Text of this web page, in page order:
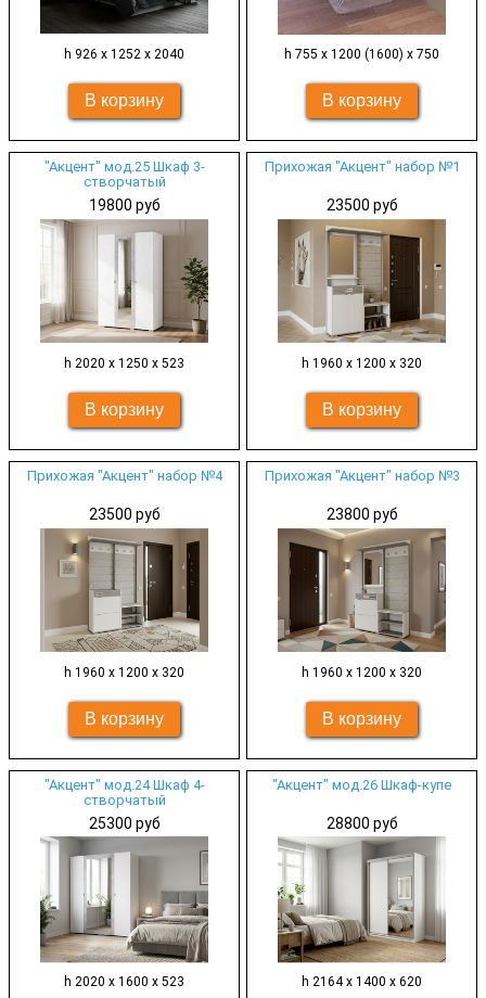
h 926 х 1252 х 2040 h 755 х 1200 (1600) х 750
"Акцент" мод.25 Шкаф 3-
створчатый
19800 руб
h 2020 х 1250 х 523
Прихожая "Акцент" набор №1
23500 руб
h 1960 х 1200 х 320
Прихожая "Акцент" набор №4
23500 руб
h 1960 х 1200 х 320
Прихожая "Акцент" набор №3
23800 руб
h 1960 х 1200 х 320
"Акцент" мод.24 Шкаф 4-
створчатый
25300 руб
h 2020 х 1600 х 523
"Акцент" мод.26 Шкаф-купе
28800 руб
h 2164 х 1400 х 620